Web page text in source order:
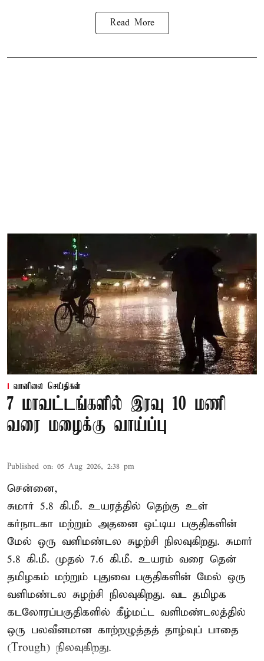
Read More
வானிலை செய்திகள்
7 மாவட்டங்களில் இரவு 10 மணி
வரை மழைக்கு வாய்ப்பு
Published on: 05 Aug 2026, 2:38 pm
சென்னை,
சுமார் 5.8 கி.மீ. உயரத்தில் தெற்கு உள்
கர்நாடகா மற்றும் அதனை ஒட்டிய பகுதிகளின்
மேல் ஒரு வளிமண்டல சுழற்சி நிலவுகிறது. சுமார்
5.8 கி.மீ. முதல் 7.6 கி.மீ. உயரம் வரை தென்
தமிழகம் மற்றும் புதுவை பகுதிகளின் மேல் ஒரு
வளிமண்டல சுழற்சி நிலவுகிறது. வட தமிழக
கடலோரப்பகுதிகளில் கீழ்மட்ட வளிமண்டலத்தில்
ஒரு பலவீனமான காற்றழுத்தத் தாழ்வுப் பாதை
(Trough) நிலவுகிறது.